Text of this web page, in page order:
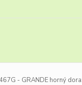
- GRANDE horný